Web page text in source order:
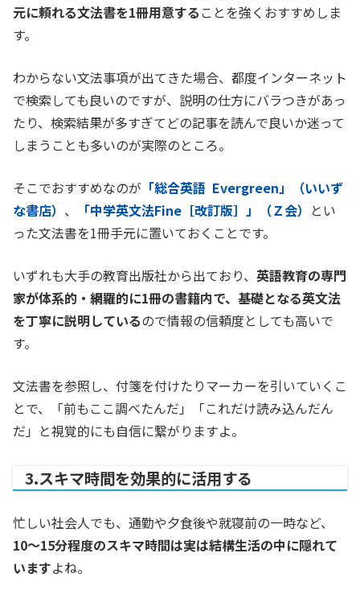
元に頼れる文法書を1冊用意する ことを強くおすすめしま
す。
わからない文法事項が出てきた場合、都度インターネット
で検索しても良いのですが、説明の仕方にバラつきがあっ
たり、検索結果が多すぎてどの記事を読んで良いか迷って
しまうことも多いのが実際のところ。
そこでおすすめなのが 「総合英語 Evergreen」（いいず
な書店） 、 「中学英文法Fine ［改訂版］ 」（Ｚ会） とい
った文法書を1冊手元に置いておくことです。
いずれも大手の教育出版社から出ており、 英語教育の専門
家が体系的・網羅的に1冊の書籍内で、基礎となる英文法
を丁寧に説明しているので情報の信頼度としても高いで
す。
文法書を参照し、付箋を付けたりマーカーを引いていくこ
とで、「前もここ調べたんだ」「これだけ読み込んだん
だ」と視覚的にも自信に繋がりますよ。
3.スキマ時間を効果的に活用する
忙しい社会人でも、通勤や夕食後や就寝前の一時など、
10〜15分程度のスキマ時間は実は結構生活の中に隠れて
いますよね。